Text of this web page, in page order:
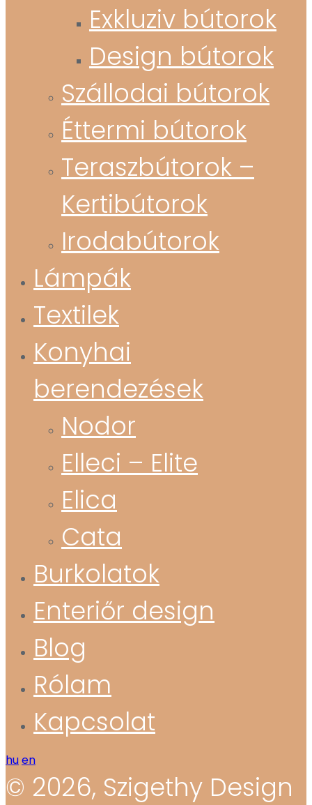
Exkluziv bútorok
Design bútorok
Szállodai bútorok
Éttermi bútorok
Teraszbútorok –
Kertibútorok
Irodabútorok
Lámpák
Textilek
Konyhai
berendezések
Nodor
Elleci – Elite
Elica
Cata
Burkolatok
Enteriőr design
Blog
Rólam
Kapcsolat
huen
© 2026, Szigethy Design